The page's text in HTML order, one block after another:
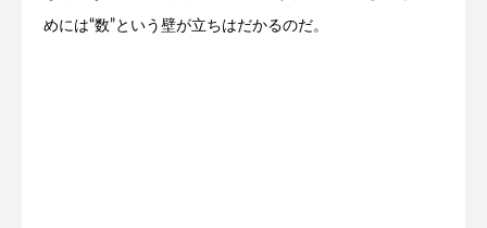
めには“数”という壁が立ちはだかるのだ。